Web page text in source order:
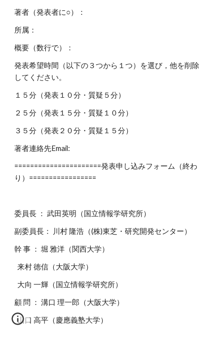
著者（発表者に○）：
所属：
概要（数行で）：
発表希望時間（以下の３つから１つ）を選び，他を削除
してください。
１５分（発表１０分・質疑５分）
２５分（発表１５分・質疑１０分）
３５分（発表２０分・質疑１５分）
著者連絡先Email:
======================発表申し込みフォーム（終わ
り）=================
委員長 ： 武田英明（国立情報学研究所）
副委員長： 川村 隆浩（(株)東芝・研究開発センター）
幹 事 ： 堀 雅洋（関西大学）
来村 徳信（大阪大学）
大向 一輝（国立情報学研究所）
顧 問 ： 溝口 理一郎（大阪大学）
山口 高平（慶應義塾大学）